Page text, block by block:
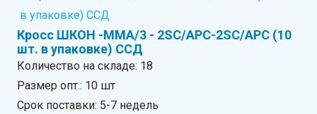
Кросс ШКОН -ММА/3 - 2SC/APC-2SC/APC (10
шт. в упаковке) ССД
Количество на складе: 18
Размер опт.: 10 шт
Срок поставки: 5-7 недель